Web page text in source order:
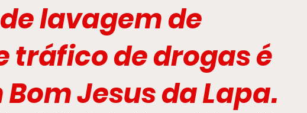
lavagem de
tráfico de drogas é
Jesus da Lapa.